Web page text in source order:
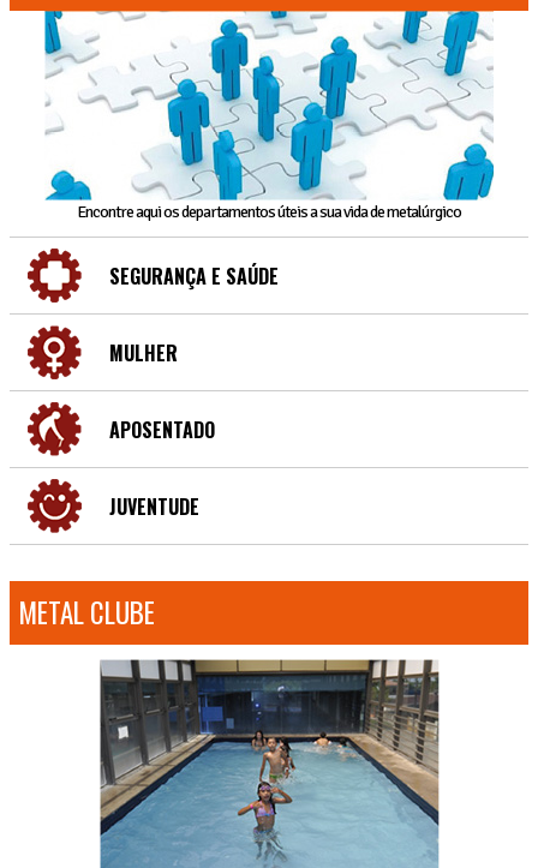
Encontre aqui os departamentos úteis a sua vida de metalúrgico
SEGURANÇA E SAÚDE
MULHER
APOSENTADO
JUVENTUDE
METAL CLUBE